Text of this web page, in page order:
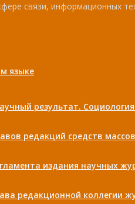
связи, информационных
языке
результат.
редакций средств
издания научных
редакционной коллегии